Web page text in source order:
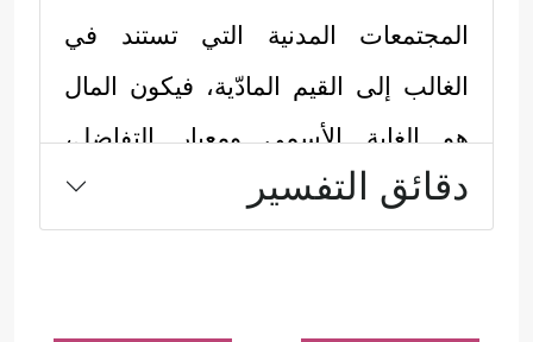
المجتمعات المدنية التي تستند في
الغالب إلى القيم المادّية، فيكون المال
هو الغاية الأسمى ومعيار التفاضل،
فينساق الناس في ساحة من المنافسة
للجمع والاستحواذ مهما كانت الطرق
دقائق التفسير